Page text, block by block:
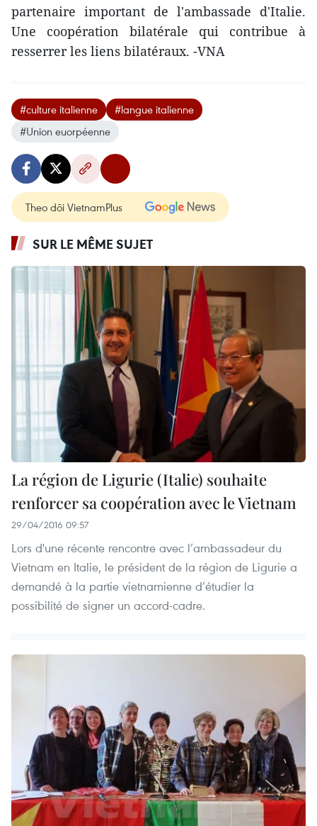
partenaire important de l'ambassade d'Italie.
Une coopération bilatérale qui contribue à
resserrer les liens bilatéraux. -VNA
#culture italienne
#langue italienne
#Union euorpéenne
Theo dõi VietnamPlus
SUR LE MÊME SUJET
La région de Ligurie (Italie) souhaite
renforcer sa coopération avec le Vietnam
29/04/2016 09:57
Lors d'une récente rencontre avec l’ambassadeur du
Vietnam en Italie, le président de la région de Ligurie a
demandé à la partie vietnamienne d’étudier la
possibilité de signer un accord-cadre.